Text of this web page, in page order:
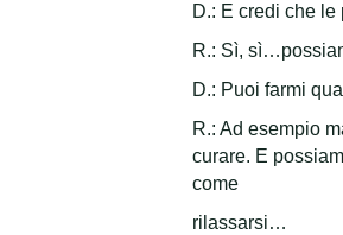
D.: E credi che
R.: Sì,
D.: Puoi farmi
R.: Ad esempio
curare. E
come
rilassarsi…